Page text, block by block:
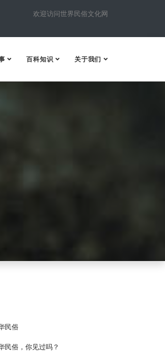
欢迎访问世界民俗文化网
百科知识 关于我们
民俗
民俗，你见过吗？